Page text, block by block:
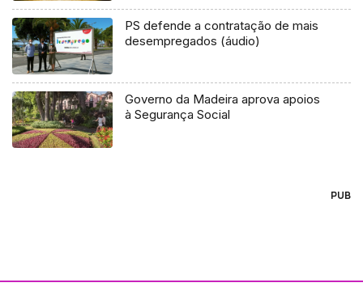
PS defende a contratação de mais
desempregados (áudio)
Governo da Madeira aprova apoios
à Segurança Social
PUB